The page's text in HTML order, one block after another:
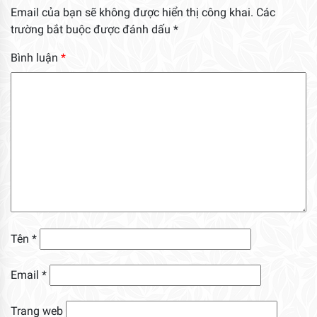
Email của bạn sẽ không được hiển thị công khai. Các
trường bắt buộc được đánh dấu *
Bình luận *
Tên *
Email *
Trang web